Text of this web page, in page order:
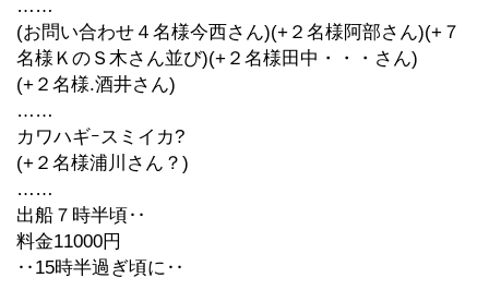
……
(お問い合わせ４名様今西さん)(+２名様阿部さん)(+７
名様ＫのＳ木さん並び)(+２名様田中・・・さん)
(+２名様.酒井さん)
……
カワハギｰスミイカ?
(+２名様浦川さん？)
……
出船７時半頃‥
料金11000円
‥15時半過ぎ頃に‥